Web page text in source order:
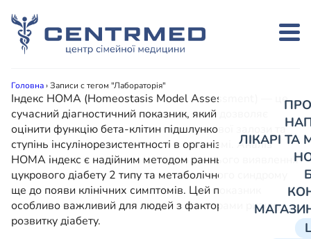
ЛІКАРІ
Головна›Записи с тегом "Лабораторія"
Індекс HOMA (Homeostasis Model Assessment) — це
сучасний діагностичний показник, який дозволяє
оцінити функцію бета-клітин підшлункової залози та
ступінь інсулінорезистентності в організмі. Аналіз
HOMA індекс є надійним методом раннього виявлення
цукрового діабету 2 типу та метаболічного синдрому
ще до появи клінічних симптомів. Цей показник
особливо важливий для людей з факторами ризику
розвитку діабету.